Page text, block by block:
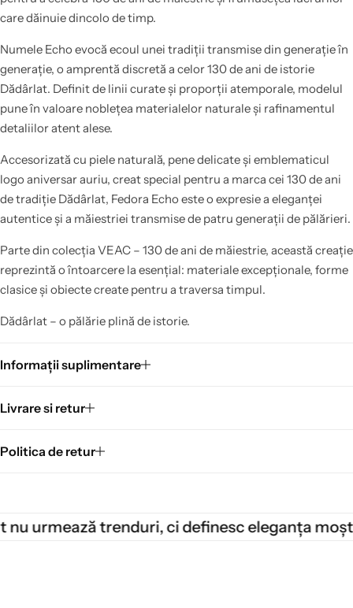
care dăinuie dincolo de timp.
Numele Echo evocă ecoul unei tradiții transmise din generație în
generație, o amprentă discretă a celor 130 de ani de istorie
Dădârlat. Definit de linii curate și proporții atemporale, modelul
pune în valoare noblețea materialelor naturale și rafinamentul
detaliilor atent alese.
Accesorizată cu piele naturală, pene delicate și emblematicul
logo aniversar auriu, creat special pentru a marca cei 130 de ani
de tradiție Dădârlat, Fedora Echo este o expresie a eleganței
autentice și a măiestriei transmise de patru generații de pălărieri.
Parte din colecția VEAC – 130 de ani de măiestrie, această creație
reprezintă o întoarcere la esențial: materiale excepționale, forme
clasice și obiecte create pentru a traversa timpul.
Dădârlat – o pălărie plină de istorie.
Informații suplimentare
Livrare si retur
Politica de retur
urmează trenduri, ci definesc eleganța